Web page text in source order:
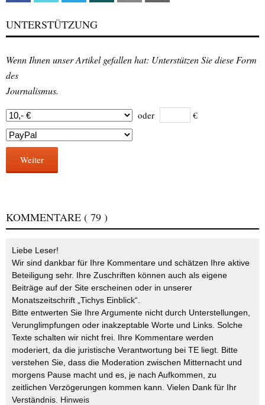
UNTERSTÜTZUNG
Wenn Ihnen unser Artikel gefallen hat: Unterstützen Sie diese Form
des
Journalismus.
oder €
Weiter
KOMMENTARE ( 79 )
Liebe Leser!
Wir sind dankbar für Ihre Kommentare und schätzen Ihre aktive
Beteiligung sehr. Ihre Zuschriften können auch als eigene
Beiträge auf der Site erscheinen oder in unserer
Monatszeitschrift „Tichys Einblick“.
Bitte entwerten Sie Ihre Argumente nicht durch Unterstellungen,
Verunglimpfungen oder inakzeptable Worte und Links. Solche
Texte schalten wir nicht frei. Ihre Kommentare werden
moderiert, da die juristische Verantwortung bei TE liegt. Bitte
verstehen Sie, dass die Moderation zwischen Mitternacht und
morgens Pause macht und es, je nach Aufkommen, zu
zeitlichen Verzögerungen kommen kann. Vielen Dank für Ihr
Verständnis. Hinweis